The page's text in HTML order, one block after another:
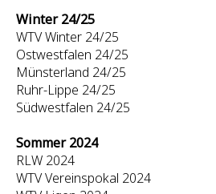
Winter 24/25
WTV Winter 24/25
Ostwestfalen 24/25
Münsterland 24/25
Ruhr-Lippe 24/25
Südwestfalen 24/25
Sommer 2024
RLW 2024
WTV Vereinspokal 2024